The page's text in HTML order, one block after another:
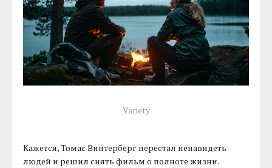
Variety
Кажется, Томас Винтерберг перестал ненавидеть
людей и решил снять фильм о полноте жизни.